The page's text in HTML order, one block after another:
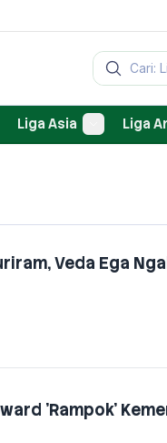
Cari berita
Liga Asia Liga
Veda Ega
'Rampok'